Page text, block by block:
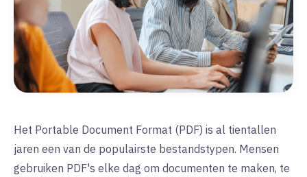
Het Portable Document Format (PDF) is al tientallen
jaren een van de populairste bestandstypen. Mensen
gebruiken PDF's elke dag om documenten te maken, te